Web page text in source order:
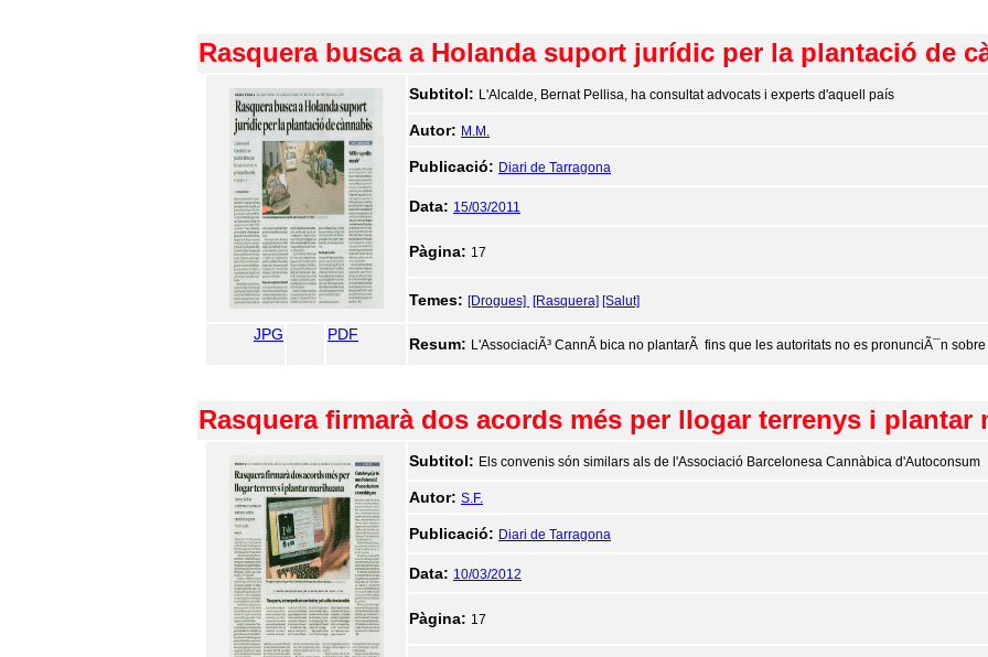
Rasquera busca a Holanda suport jurídic per la plantació de
Subtitol: L'Alcalde, Bernat Pellisa, ha consultat advocats i experts d'aquell país
Autor: M.M.
Publicació: Diari de Tarragona
Data: 15/03/2011
Pàgina: 17
Temes: [Drogues] [Rasquera] [Salut]
JPG PDF
Resum: L'AssociaciÃ³ CannÃ bica no plantarÃ fins que les autoritats no es pronunciÃ¯n
Rasquera firmarà dos acords més per llogar terrenys i plantar
Subtitol: Els convenis són similars als de l'Associació Barcelonesa Cannàbica d'Autoconsum
Autor: S.F.
Publicació: Diari de Tarragona
Data: 10/03/2012
Pàgina: 17